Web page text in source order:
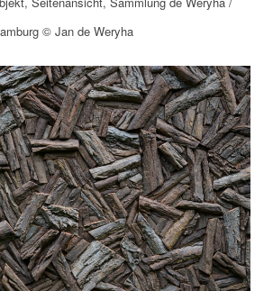
© Jan de Weryha